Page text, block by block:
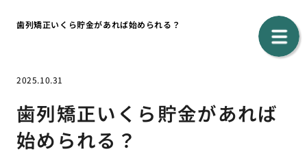
歯列矯正いくら貯金があれば始められる？
2025.10.31
歯列矯正いくら貯金があれば
始められる？